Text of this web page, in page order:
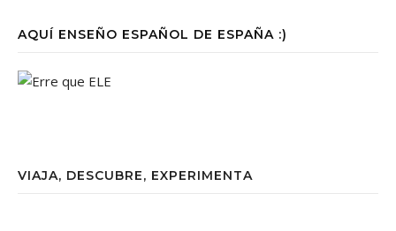
AQUÍ ENSEÑO ESPAÑOL DE ESPAÑA :)
VIAJA, DESCUBRE, EXPERIMENTA